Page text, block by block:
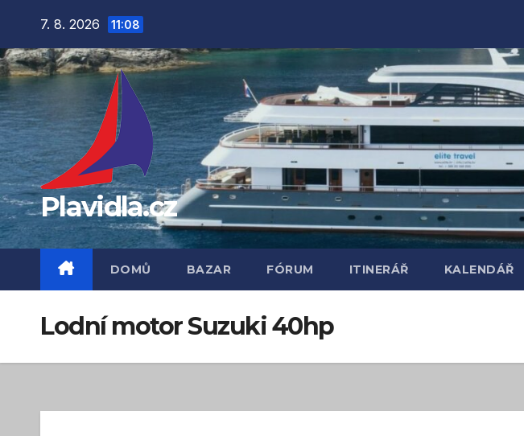
obsah
7. 8. 2026 11:08
Plavidla.cz
DOMŮ BAZAR FÓRUM ITINERÁŘ KALENDÁŘ
Lodní motor Suzuki 40hp